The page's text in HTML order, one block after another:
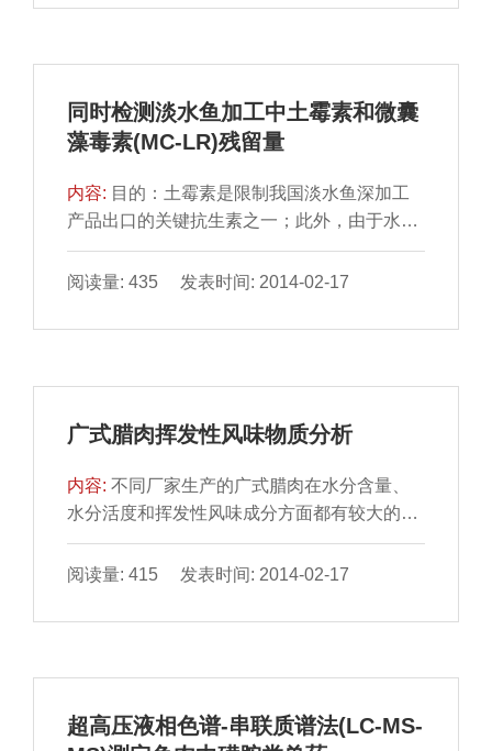
同时检测淡水鱼加工中土霉素和微囊
藻毒素(MC-LR)残留量
内容: 目的：土霉素是限制我国淡水鱼深加工
产品出口的关键抗生素之一；此外，由于水污
染加重，淡水鱼中藻 毒素残留问题也很严重。
研究和开发同时...
阅读量: 435 发表时间: 2014-02-17
广式腊肉挥发性风味物质分析
内容:不同厂家生产的广式腊肉在水分含量、
水分活度和挥发性风味成分方面都有较大的差
别，水分含量与水分活 度之间并没有显著相关
性，保质期与水...
阅读量: 415 发表时间: 2014-02-17
超高压液相色谱-串联质谱法(LC-MS-